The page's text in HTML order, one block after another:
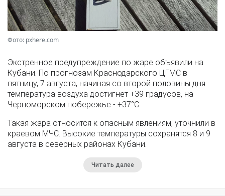
Фото: pxhere.com
Экстренное предупреждение по жаре объявили на
Кубани. По прогнозам Краснодарского ЦГМС в
пятницу, 7 августа, начиная со второй половины дня
температура воздуха достигнет +39 градусов, на
Черноморском побережье - +37°­С.
Такая жара относится к опасным явлениям, уточнили в
краевом МЧС. Высокие температуры сохранятся 8 и 9
августа в северных районах Кубани.
Читать далее